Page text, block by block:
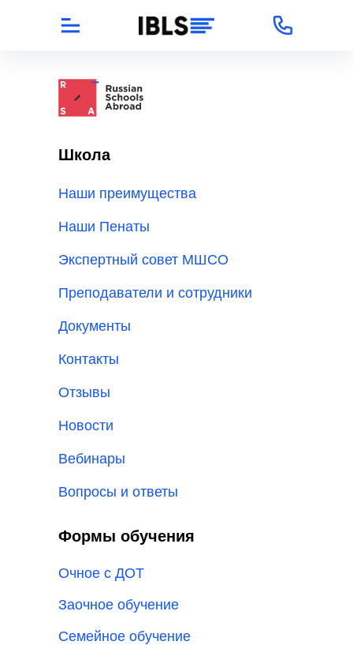
Школа
Наши преимущества
Наши Пенаты
Экспертный совет МШСО
Преподаватели и сотрудники
Документы
Контакты
Отзывы
Новости
Вебинары
Вопросы и ответы
Формы обучения
Заочное обучение
Очное с ДОТ
Семейное обучение